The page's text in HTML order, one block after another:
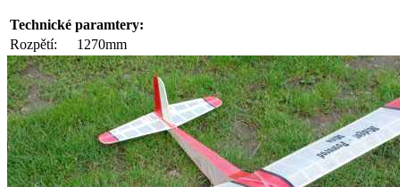
Technické paramtery:
Rozpětí:
1270mm